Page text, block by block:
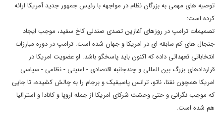
توصیه های مهمی به بزرگان نظام در مواجهه با رئیس جمهور جدید آمریکا ارائه
کرده است:
تصمیمات ترامپ در روزهای آغازین تصدی صندلی کاخ سفید، موجب ایجاد
جنجال های کم سابقه ای در امریکا و جهان شده است. ترامپ در دوره مبارزات
انتخاباتی تعهداتی داده که اکنون باید پاسخگو باشد. او عضویت امریکا در
قراردادهای بزرگ بین المللی و چندجانبه اقتصادی - امنیتی - نظامی - سیاسی
امریکا همچون نفتا، ناتو، ترانس پاسیفیک و برجام را به چالش کشیده، تا جایی
که موجب نگرانی و حتی وحشت شرکای امریکا از جمله اروپا و کانادا و استرالیا
هم شده است.